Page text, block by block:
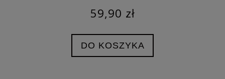
59,90 zł
DO KOSZYKA